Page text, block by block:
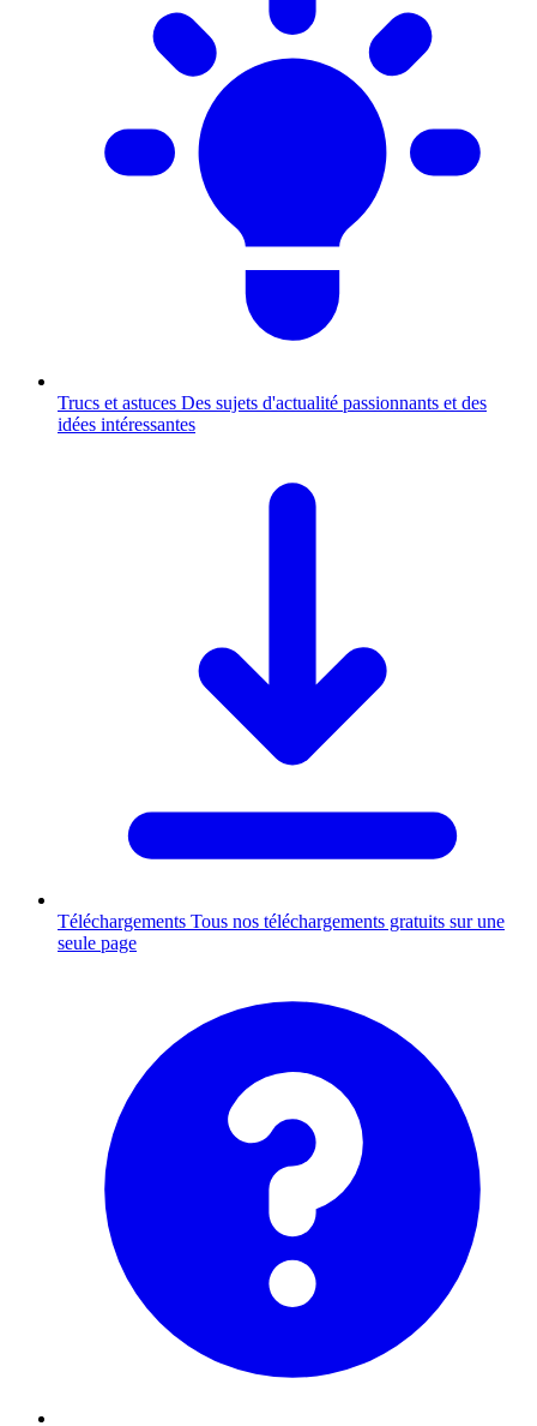
Trucs et astuces Des sujets d'actualité passionnants et des
idées intéressantes
Téléchargements Tous nos téléchargements gratuits sur une
seule page